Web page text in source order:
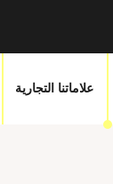
علاماتنا التجارية